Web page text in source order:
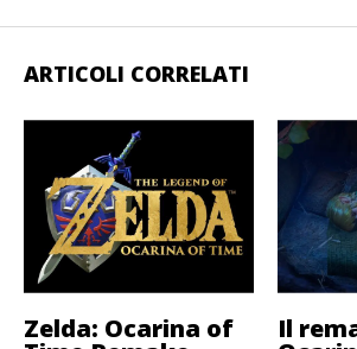
ARTICOLI CORRELATI
Zelda: Ocarina of Il